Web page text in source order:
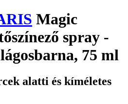
Magic
spray -
75 ml
alatti és kíméletes